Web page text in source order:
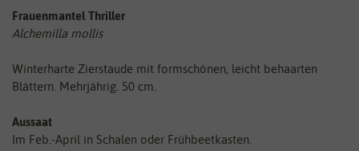
Frauenmantel Thriller
Alchemilla mollis
Winterharte Zierstaude mit formschönen, leicht behaarten
Blättern. Mehrjährig. 50 cm.
Aussaat
Im Feb.-April in Schalen oder Frühbeetkasten.